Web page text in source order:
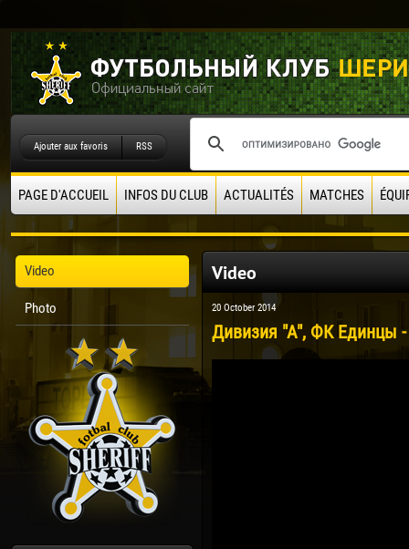
Ajouter aux favoris RSS
PAGE D'ACCUEIL INFOS DU CLUB ACTUALITÉS MATCHES
Video
Photo
Video
20 October 2014
Дивизия "А", ФК Единцы